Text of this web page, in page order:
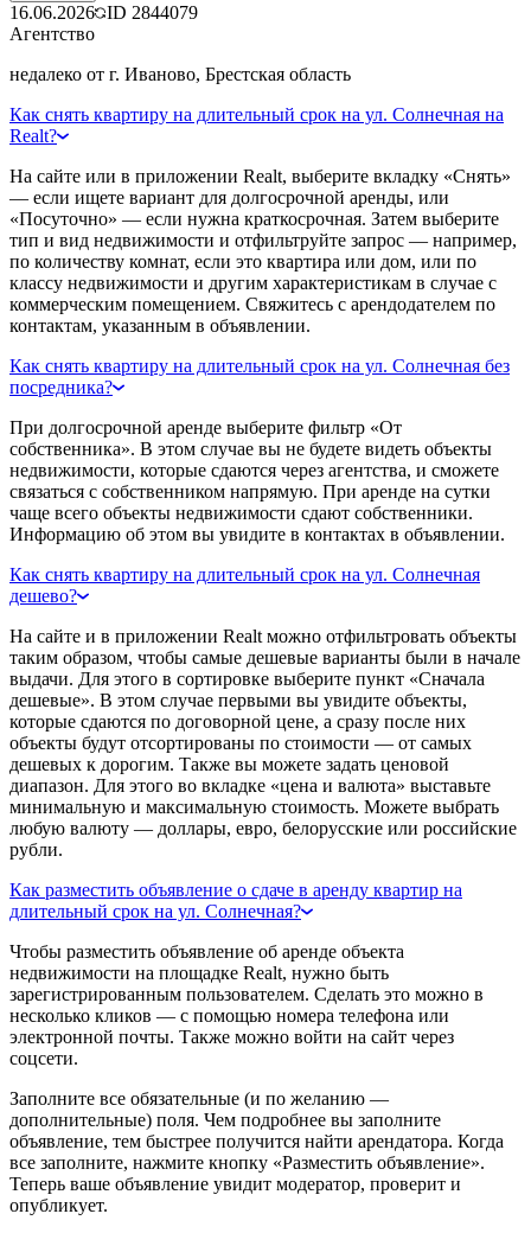
16.06.2026 ID 2844079
Агентство
недалеко от г. Иваново, Брестская область
Как снять квартиру на длительный срок на ул. Солнечная на
Realt?
На сайте или в приложении Realt, выберите вкладку «Снять»
— если ищете вариант для долгосрочной аренды, или
«Посуточно» — если нужна краткосрочная. Затем выберите
тип и вид недвижимости и отфильтруйте запрос — например,
по количеству комнат, если это квартира или дом, или по
классу недвижимости и другим характеристикам в случае с
коммерческим помещением. Свяжитесь с арендодателем по
контактам, указанным в объявлении.
Как снять квартиру на длительный срок на ул. Солнечная без
посредника?
При долгосрочной аренде выберите фильтр «От
собственника». В этом случае вы не будете видеть объекты
недвижимости, которые сдаются через агентства, и сможете
связаться с собственником напрямую. При аренде на сутки
чаще всего объекты недвижимости сдают собственники.
Информацию об этом вы увидите в контактах в объявлении.
Как снять квартиру на длительный срок на ул. Солнечная
дешево?
На сайте и в приложении Realt можно отфильтровать объекты
таким образом, чтобы самые дешевые варианты были в начале
выдачи. Для этого в сортировке выберите пункт «Сначала
дешевые». В этом случае первыми вы увидите объекты,
которые сдаются по договорной цене, а сразу после них
объекты будут отсортированы по стоимости — от самых
дешевых к дорогим. Также вы можете задать ценовой
диапазон. Для этого во вкладке «цена и валюта» выставьте
минимальную и максимальную стоимость. Можете выбрать
любую валюту — доллары, евро, белорусские или российские
рубли.
Как разместить объявление о сдаче в аренду квартир на
длительный срок на ул. Солнечная?
Чтобы разместить объявление об аренде объекта
недвижимости на площадке Realt, нужно быть
зарегистрированным пользователем. Сделать это можно в
несколько кликов — с помощью номера телефона или
электронной почты. Также можно войти на сайт через
соцсети.
Заполните все обязательные (и по желанию —
дополнительные) поля. Чем подробнее вы заполните
объявление, тем быстрее получится найти арендатора. Когда
все заполните, нажмите кнопку «Разместить объявление».
Теперь ваше объявление увидит модератор, проверит и
опубликует.